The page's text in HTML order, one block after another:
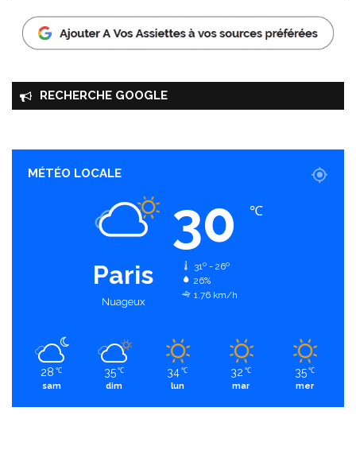
RECHERCHE GOOGLE
MÉTÉO LOCALE
Paris
Nuageux
30 ℃
31º - 26º
26%
1.76 km/h
28 ℃
sam
35 ℃
dim
34 ℃
lun
32 ℃
mar
35 ℃
mer